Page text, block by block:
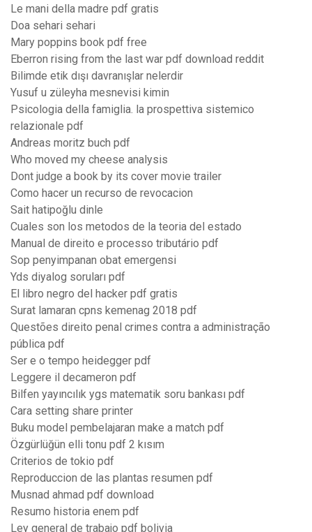
Le mani della madre pdf gratis
Doa sehari sehari
Mary poppins book pdf free
Eberron rising from the last war pdf download reddit
Bilimde etik dışı davranışlar nelerdir
Yusuf u züleyha mesnevisi kimin
Psicologia della famiglia. la prospettiva sistemico
relazionale pdf
Andreas moritz buch pdf
Who moved my cheese analysis
Dont judge a book by its cover movie trailer
Como hacer un recurso de revocacion
Sait hatipoğlu dinle
Cuales son los metodos de la teoria del estado
Manual de direito e processo tributário pdf
Sop penyimpanan obat emergensi
Yds diyalog soruları pdf
El libro negro del hacker pdf gratis
Surat lamaran cpns kemenag 2018 pdf
Questões direito penal crimes contra a administração
pública pdf
Ser e o tempo heidegger pdf
Leggere il decameron pdf
Bilfen yayıncılık ygs matematik soru bankası pdf
Cara setting share printer
Buku model pembelajaran make a match pdf
Özgürlüğün elli tonu pdf 2 kısım
Criterios de tokio pdf
Reproduccion de las plantas resumen pdf
Musnad ahmad pdf download
Resumo historia enem pdf
Ley general de trabajo pdf bolivia